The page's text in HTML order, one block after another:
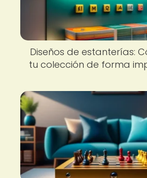
Diseños de estanterías:
tu colección de forma